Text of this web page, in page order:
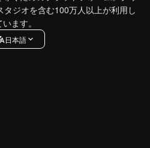
ジオを含む100万人以上が利用し
います。
日本語